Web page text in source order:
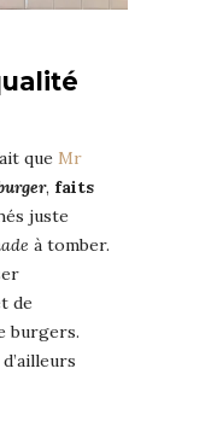
que Mr
, faits
juste
à tomber.
de
burgers.